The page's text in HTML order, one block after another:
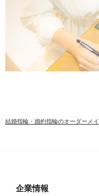
結婚指輪・婚約指輪のオーダーメ
企業情報